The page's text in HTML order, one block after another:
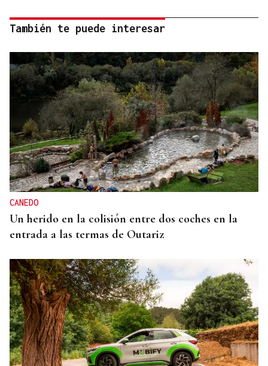
También te puede interesar
CANEDO
Un herido en la colisión entre dos coches en la
entrada a las termas de Outariz